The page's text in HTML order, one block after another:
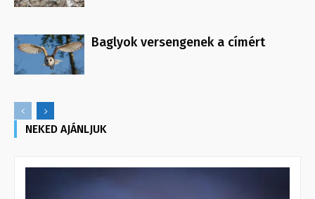
Baglyok versengenek a címért
NEKED AJÁNLJUK